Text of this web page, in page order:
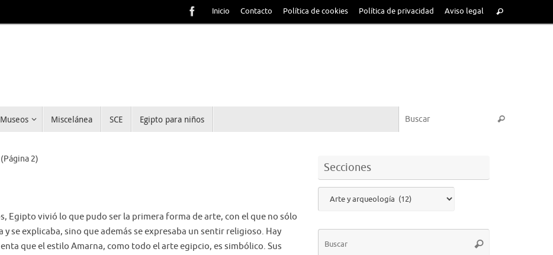
Inicio Contacto Política de cookies Política de privacidad Aviso legal
Museos Miscelánea SCE Egipto para niños
(Página 2)
Egipto vivió lo que pudo ser la primera forma de arte, con el que no sólo
y se explicaba, sino que además se expresaba un sentir religioso. Hay
que el estilo Amarna, como todo el arte egipcio, es simbólico. Sus
Secciones